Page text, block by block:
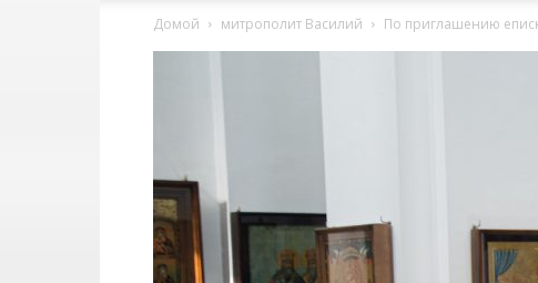
Домой митрополит Василий По приглашению